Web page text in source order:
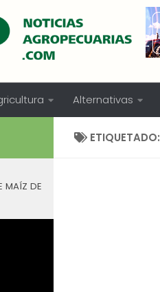
Alternativas
ETIQUETADO:
MAÍZ DE